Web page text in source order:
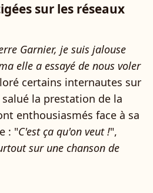
sur les réseaux
Garnier, je suis jalouse
elle a essayé de nous voler
certains internautes sur
la prestation de la
enthousiasmés face à sa
: "C'est ça qu'on veut !",
sur une chanson de